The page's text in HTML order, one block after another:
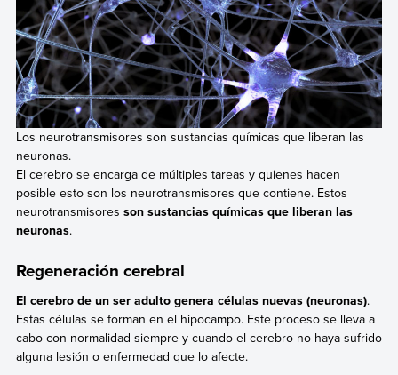
Los neurotransmisores son sustancias químicas que liberan las
neuronas.
El cerebro se encarga de múltiples tareas y quienes hacen
posible esto son los neurotransmisores que contiene. Estos
neurotransmisores son sustancias químicas que liberan las
neuronas.
Regeneración cerebral
El cerebro de un ser adulto genera células nuevas (neuronas).
Estas células se forman en el hipocampo. Este proceso se lleva a
cabo con normalidad siempre y cuando el cerebro no haya sufrido
alguna lesión o enfermedad que lo afecte.